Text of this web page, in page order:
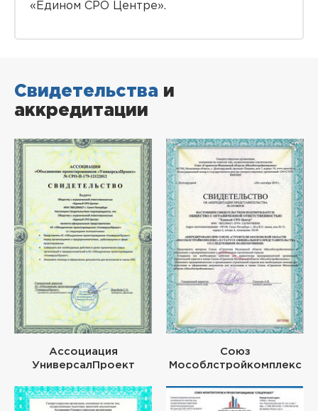
«Едином СРО Центре».
Свидетельства и
аккредитации
Ассоциация
УниверсалПроект
Союз
Мособлстройкомплекс